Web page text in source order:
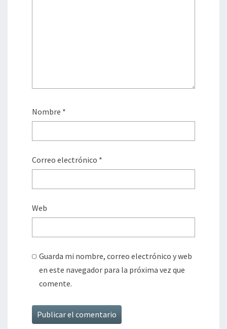
Nombre *
Correo electrónico *
Web
Guarda mi nombre, correo electrónico y web
en este navegador para la próxima vez que
comente.